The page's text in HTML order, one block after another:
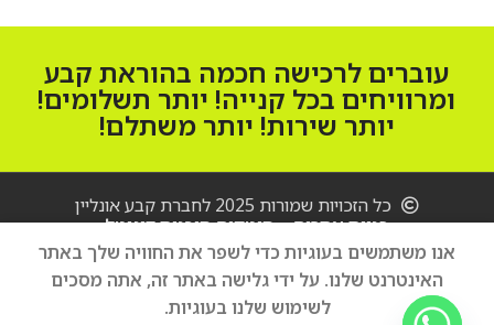
עוברים לרכישה חכמה בהוראת קבע
ומרוויחים בכל קנייה! יותר תשלומים!
יותר שירות! יותר משתלם!
כל הזכויות שמורות 2025 לחברת קבע אונליין
בניית אתרים – סיטקום סוכנות דיגיטל
אנו משתמשים בעוגיות כדי לשפר את החוויה שלך באתר
האינטרנט שלנו. על ידי גלישה באתר זה, אתה מסכים
לשימוש שלנו בעוגיות.
מכונת כביסה
Bosch
WAW24468IL
הוספה לסל
קנה עכשיו